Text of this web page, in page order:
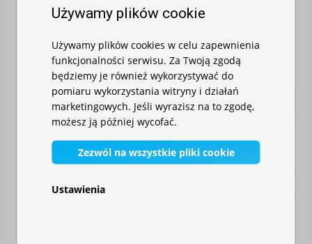
Używamy plików cookie
Używamy plików cookies w celu zapewnienia
funkcjonalności serwisu. Za Twoją zgodą
będziemy je również wykorzystywać do
pomiaru wykorzystania witryny i działań
marketingowych. Jeśli wyrazisz na to zgodę,
możesz ją później wycofać.
Zezwól na wszystkie pliki cookie
Ustawienia